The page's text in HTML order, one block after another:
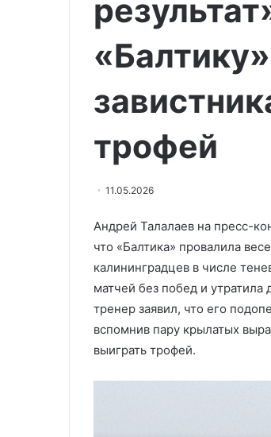
трофей
11.05.2026
Андрей Талалаев на пресс-
что «Балтика» провалила
калининградцев в числе
матчей без побед и
тренер заявил, что его
вспомнив пару крылатых
выиграть трофей.
и
в